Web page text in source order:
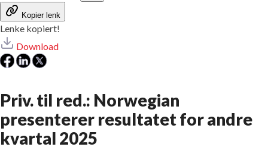
Kopier lenk
Lenke kopiert!
Download
Priv. til red.: Norwegian
presenterer resultatet for andre
kvartal 2025